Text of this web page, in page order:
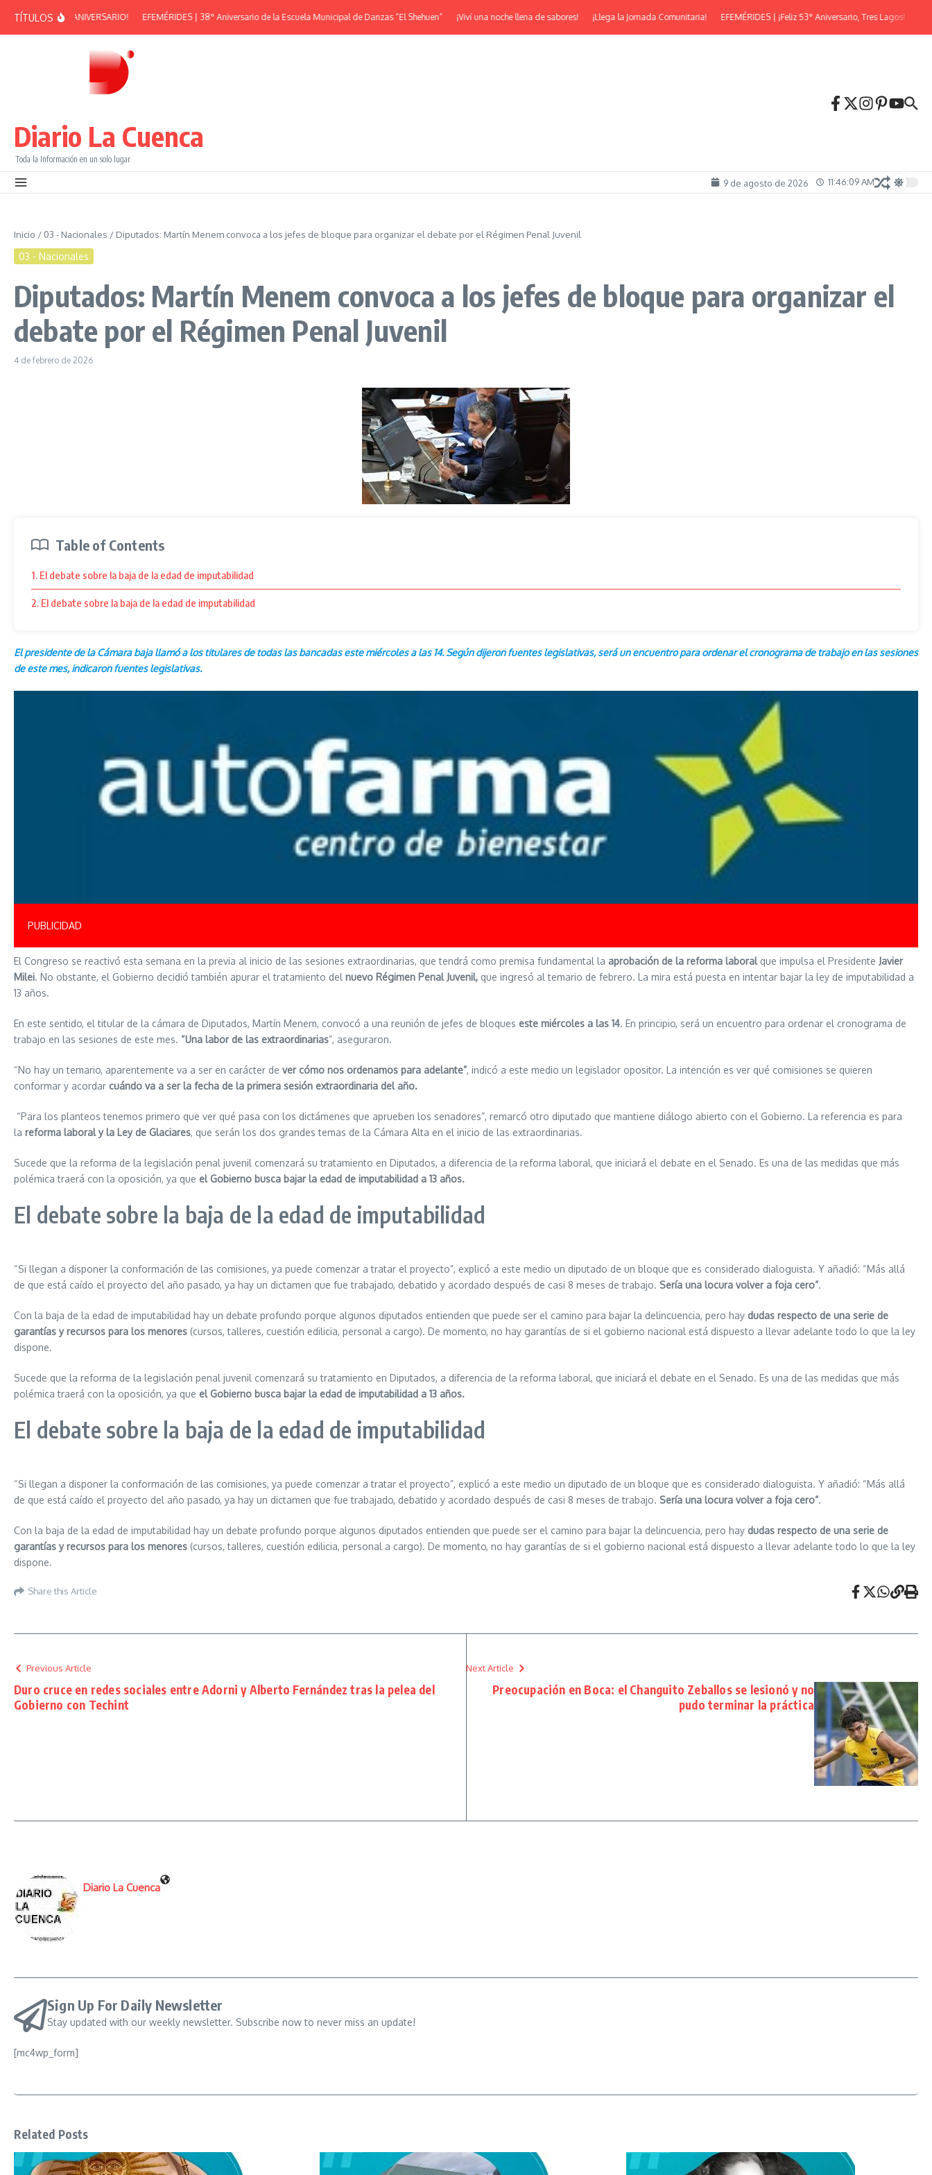
TÍTULOS
PEÑA – 38° ANIVERSARIO! EFEMÉRIDES | 38° Aniversario de la Escuela Municipal de Danzas “El Shehuen” ¡Viví una noche llena de sabores! ¡Llega la Jornada Comunitaria! EFEMÉRIDES | ¡Feliz 53° Aniversario, Tres Lagos! ¡Llega
Diario La Cuenca
Toda la Información en un solo lugar
9 de agosto de 2026 11:46:10 AM
Inicio / 03 - Nacionales / Diputados: Martín Menem convoca a los jefes de bloque para organizar el debate por el Régimen Penal Juvenil
03 - Nacionales
Diputados: Martín Menem convoca a los jefes de bloque para organizar el
debate por el Régimen Penal Juvenil
4 de febrero de 2026
Table of Contents
1. El debate sobre la baja de la edad de imputabilidad
2. El debate sobre la baja de la edad de imputabilidad
El presidente de la Cámara baja llamó a los titulares de todas las bancadas este miércoles a las 14. Según dijeron fuentes legislativas, será un encuentro para ordenar el cronograma de trabajo en las sesiones
de este mes, indicaron fuentes legislativas.
PUBLICIDAD
El Congreso se reactivó esta semana en la previa al inicio de las sesiones extraordinarias, que tendrá como premisa fundamental la aprobación de la reforma laboral que impulsa el Presidente Javier
Milei. No obstante, el Gobierno decidió también apurar el tratamiento del nuevo Régimen Penal Juvenil, que ingresó al temario de febrero. La mira está puesta en intentar bajar la ley de imputabilidad a
13 años.
En este sentido, el titular de la cámara de Diputados, Martín Menem, convocó a una reunión de jefes de bloques este miércoles a las 14. En principio, será un encuentro para ordenar el cronograma de
trabajo en las sesiones de este mes. “Una labor de las extraordinarias”, aseguraron.
“No hay un temario, aparentemente va a ser en carácter de ver cómo nos ordenamos para adelante”, indicó a este medio un legislador opositor. La intención es ver qué comisiones se quieren
conformar y acordar cuándo va a ser la fecha de la primera sesión extraordinaria del año.
“Para los planteos tenemos primero que ver qué pasa con los dictámenes que aprueben los senadores”, remarcó otro diputado que mantiene diálogo abierto con el Gobierno. La referencia es para
la reforma laboral y la Ley de Glaciares, que serán los dos grandes temas de la Cámara Alta en el inicio de las extraordinarias.
Sucede que la reforma de la legislación penal juvenil comenzará su tratamiento en Diputados, a diferencia de la reforma laboral, que iniciará el debate en el Senado. Es una de las medidas que más
polémica traerá con la oposición, ya que el Gobierno busca bajar la edad de imputabilidad a 13 años.
El debate sobre la baja de la edad de imputabilidad
“Si llegan a disponer la conformación de las comisiones, ya puede comenzar a tratar el proyecto”, explicó a este medio un diputado de un bloque que es considerado dialoguista. Y añadió: “Más allá
de que está caído el proyecto del año pasado, ya hay un dictamen que fue trabajado, debatido y acordado después de casi 8 meses de trabajo. Sería una locura volver a foja cero”.
Con la baja de la edad de imputabilidad hay un debate profundo porque algunos diputados entienden que puede ser el camino para bajar la delincuencia, pero hay dudas respecto de una serie de
garantías y recursos para los menores (cursos, talleres, cuestión edilicia, personal a cargo). De momento, no hay garantías de si el gobierno nacional está dispuesto a llevar adelante todo lo que la ley
dispone.
Sucede que la reforma de la legislación penal juvenil comenzará su tratamiento en Diputados, a diferencia de la reforma laboral, que iniciará el debate en el Senado. Es una de las medidas que más
polémica traerá con la oposición, ya que el Gobierno busca bajar la edad de imputabilidad a 13 años.
El debate sobre la baja de la edad de imputabilidad
“Si llegan a disponer la conformación de las comisiones, ya puede comenzar a tratar el proyecto”, explicó a este medio un diputado de un bloque que es considerado dialoguista. Y añadió: “Más allá
de que está caído el proyecto del año pasado, ya hay un dictamen que fue trabajado, debatido y acordado después de casi 8 meses de trabajo. Sería una locura volver a foja cero”.
Con la baja de la edad de imputabilidad hay un debate profundo porque algunos diputados entienden que puede ser el camino para bajar la delincuencia, pero hay dudas respecto de una serie de
garantías y recursos para los menores (cursos, talleres, cuestión edilicia, personal a cargo). De momento, no hay garantías de si el gobierno nacional está dispuesto a llevar adelante todo lo que la ley
dispone.
Share this Article
Previous Article
Duro cruce en redes sociales entre Adorni y Alberto Fernández tras la pelea del
Gobierno con Techint
Next Article
Preocupación en Boca: el Changuito Zeballos se lesionó y no
pudo terminar la práctica
Diario La Cuenca
Sign Up For Daily Newsletter
Stay updated with our weekly newsletter. Subscribe now to never miss an update!
[mc4wp_form]
Related Posts